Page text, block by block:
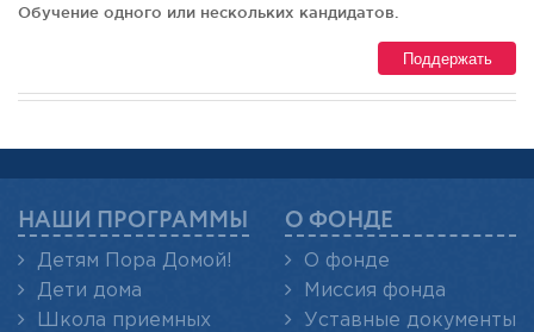
Обучение одного или нескольких кандидатов.
Поддержать
НАШИ ПРОГРАММЫ
Детям Пора Домой!
Дети дома
Школа приемных
О ФОНДЕ
О фонде
Миссия фонда
Уставные документы